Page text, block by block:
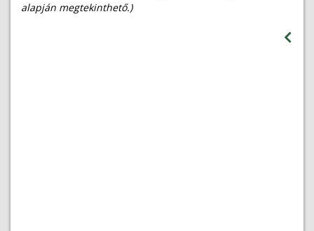
alapján megtekinthető.)